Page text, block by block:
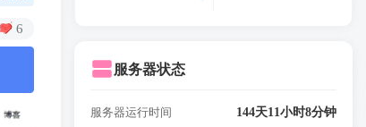
6
服务器状态
服务器运行时间 144天11小时8分钟